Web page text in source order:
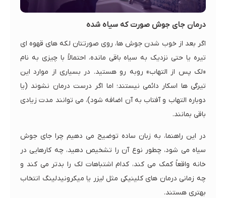
درمان جای جوش صورت که سیاه شده
اگر بعد از خوب شدن جوش ها، روی صورتتان لکه های قهوه ای
تیره یا حتی نزدیک به سیاه باقی مانده، احتمالاً با چیزی به نام
«لک پس از التهاب» روبه رو هستید. در بسیاری از موارد این
تیرگی ها اسکار دائمی نیستند؛ اما اگر درست درمان نشوند (یا
دوباره التهاب و آفتاب به آن اضافه شود)، می توانند مدت زیادی
باقی بمانند.
در این راهنما، به زبان ساده توضیح می دهیم چرا جای جوش
سیاه می شود، چطور نوع آن را تشخیص دهید، چه کارهایی در
خانه واقعاً کمک می کند، کدام اشتباهات لک را بدتر می کند و
چه زمانی درمان های کلینیکی مثل لیزر یا میکرونیدلینگ انتخاب
بهتری هستند.